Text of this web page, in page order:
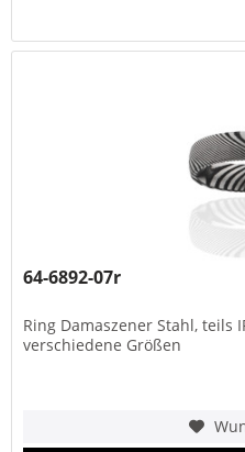
64-6892-07r
Ring Damaszener Stahl, teils
verschiedene Größen